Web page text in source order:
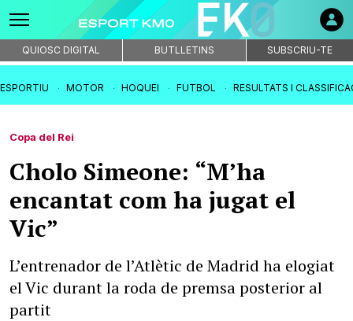
QUIOSC DIGITAL BUTLLETINS SUBSCRIU-TE
MOTOR HOQUEI FUTBOL RESULTATS I
Copa del Rei
Cholo Simeone: “M’ha
encantat com ha jugat el
Vic”
L’entrenador de l’Atlètic de Madrid ha elogiat
el Vic durant la roda de premsa posterior al
partit